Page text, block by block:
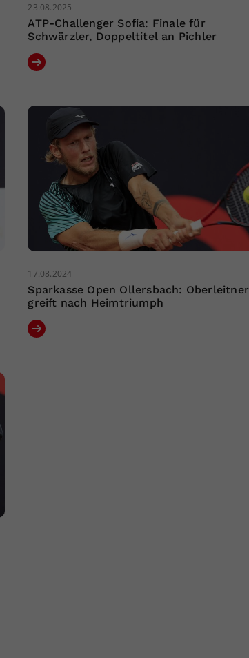
23.08.2025
ATP-Challenger Sofia: Finale für
Schwärzler, Doppeltitel an Pichler
17.08.2024
Sparkasse Open Ollersbach: Oberleitner
greift nach Heimtriumph